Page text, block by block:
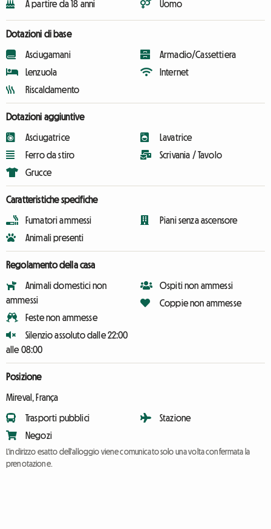
A partire da 18 anni Uomo
Dotazioni di base
Asciugamani
Lenzuola
Riscaldamento
Armadio/Cassettiera
Internet
Dotazioni aggiuntive
Asciugatrice
Ferro da stiro
Grucce
Lavatrice
Scrivania / Tavolo
Caratteristiche specifiche
Fumatori ammessi
Animali presenti
Piani senza ascensore
Regolamento della casa
Animali domestici non
ammessi
Feste non ammesse
Silenzio assoluto dalle 22:00
alle 08:00
Ospiti non ammessi
Coppie non ammesse
Posizione
Mireval, França
Trasporti pubblici
Negozi
Stazione
L'indirizzo esatto dell'alloggio viene comunicato solo una volta confermata la
prenotazione.